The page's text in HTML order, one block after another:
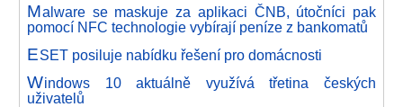
Malware se maskuje za aplikaci ČNB, útočníci pak
pomocí NFC technologie vybírají peníze z bankomatů
ESET posiluje nabídku řešení pro domácnosti
Windows 10 aktuálně využívá třetina českých
uživatelů